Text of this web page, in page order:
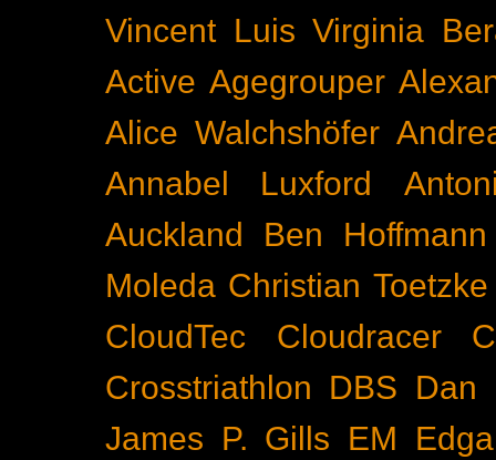
Vincent Luis Virginia
Active Agegrouper
Alice Walchshöfer
Annabel Luxford
Auckland
Ben Hoffmann
Moleda Christian Toetzke
CloudTec
Cloudracer
Crosstriathlon DBS Dan
James P. Gills EM